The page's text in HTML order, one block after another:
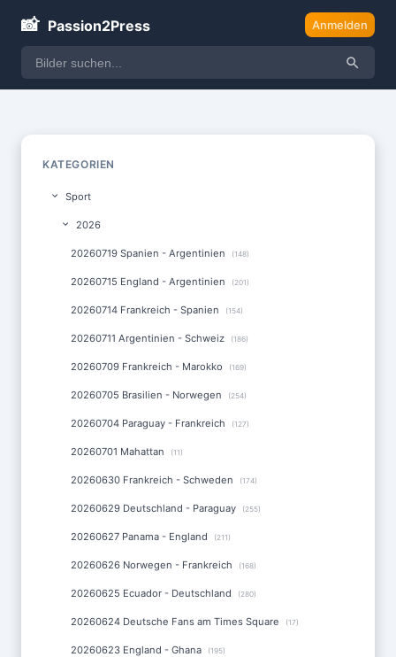
📸 Passion2Press Anmelden
KATEGORIEN
Sport
2026
20260719 Spanien - Argentinien (148)
20260715 England - Argentinien (201)
20260714 Frankreich - Spanien (154)
20260711 Argentinien - Schweiz (186)
20260709 Frankreich - Marokko (169)
20260705 Brasilien - Norwegen (254)
20260704 Paraguay - Frankreich (127)
20260701 Mahattan (11)
20260630 Frankreich - Schweden (174)
20260629 Deutschland - Paraguay (255)
20260627 Panama - England (211)
20260626 Norwegen - Frankreich (168)
20260625 Ecuador - Deutschland (280)
20260624 Deutsche Fans am Times Square (17)
20260623 England - Ghana (195)